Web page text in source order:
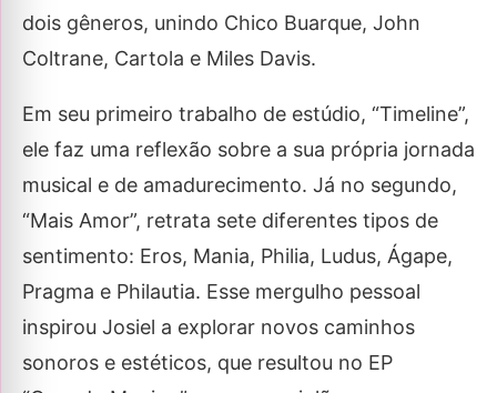
dois gêneros, unindo Chico Buarque, John
Coltrane, Cartola e Miles Davis.
Em seu primeiro trabalho de estúdio, “Timeline”,
ele faz uma reflexão sobre a sua própria jornada
musical e de amadurecimento. Já no segundo,
“Mais Amor”, retrata sete diferentes tipos de
sentimento: Eros, Mania, Philia, Ludus, Ágape,
Pragma e Philautia. Esse mergulho pessoal
inspirou Josiel a explorar novos caminhos
sonoros e estéticos, que resultou no EP